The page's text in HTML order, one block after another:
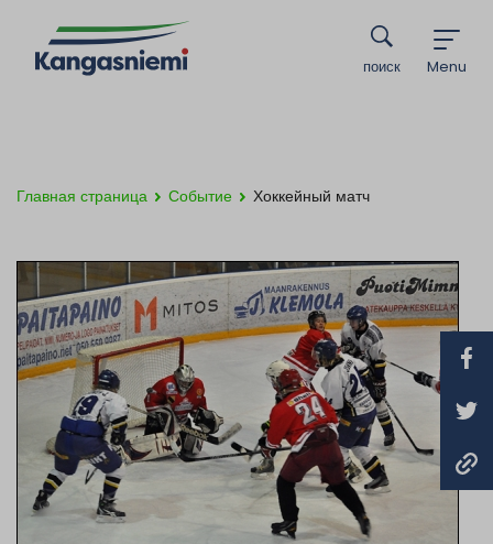
Menu
поиск
Главная страница Событие Хоккейный матч